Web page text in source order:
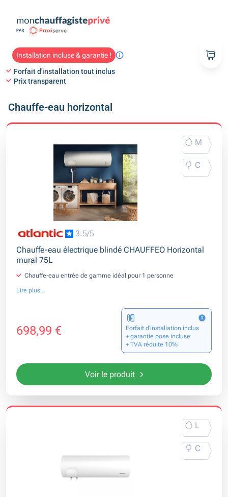
Installation incluse & garantie !
Forfait d'installation tout inclus
Prix transparent
Chauffe-eau horizontal
M
C
3.5/5
Chauffe-eau électrique blindé CHAUFFEO Horizontal
mural 75L
Chauffe-eau entrée de gamme idéal pour 1 personne
Lire plus...
698,99 €
Forfait d’installation inclus
+ garantie pose incluse
+ TVA réduite 10%
Voir le produit
L
C